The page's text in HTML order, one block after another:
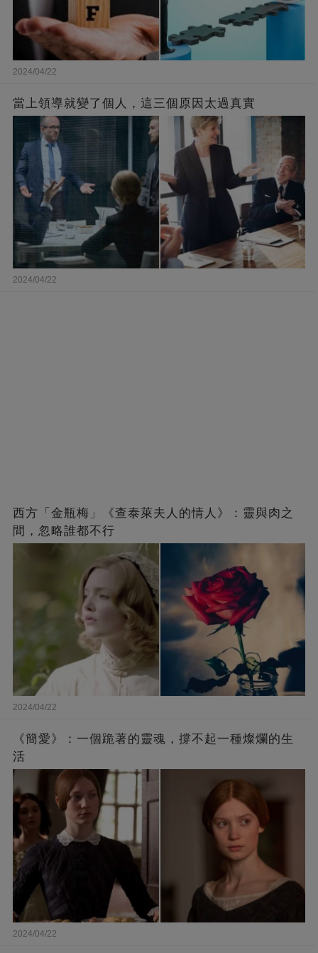
2024/04/22
當上領導就變了個人，這三個原因太過真實
2024/04/22
西方「金瓶梅」《查泰萊夫人的情人》：靈與肉之
間，忽略誰都不行
2024/04/22
《簡愛》：一個跪著的靈魂，撐不起一種燦爛的生
活
2024/04/22